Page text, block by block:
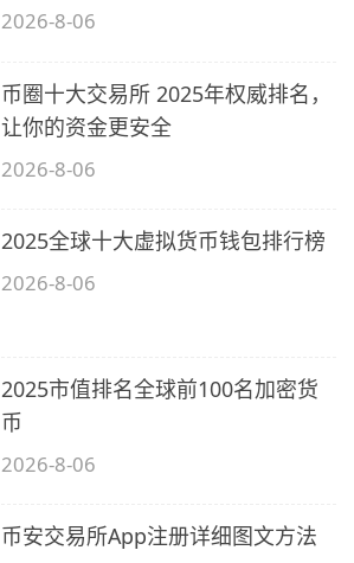
2026-8-06
币圈十大交易所 2025年权威排名，
让你的资金更安全
2026-8-06
2025全球十大虚拟货币钱包排行榜
2026-8-06
2025市值排名全球前100名加密货
币
2026-8-06
币安交易所App注册详细图文方法